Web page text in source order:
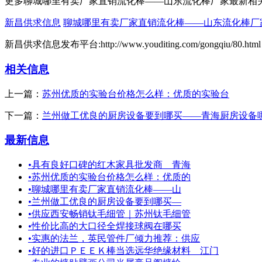
新昌供求信息 聊城哪里有卖厂家直销流化棒——山东流化棒厂
新昌供求信息发布平台:http://www.youditing.com/gongqiu/80.html
相关信息
上一篇： 苏州优质的实验台价格怎么样：优质的实验台
下一篇： 兰州做工优良的厨房设备要到哪买——青海厨房设备
最新信息
•具有良好口碑的红木家具批发商＿青海
•苏州优质的实验台价格怎么样：优质的
•聊城哪里有卖厂家直销流化棒——山
•兰州做工优良的厨房设备要到哪买—
•供应西安畅销钛毛细管｜苏州钛毛细管
•性价比高的大口径全焊接球阀在哪买
•实惠的法兰，英民管件厂倾力推荐：供应
•好的进口ＰＥＥＫ棒当选远华绝缘材料 江门